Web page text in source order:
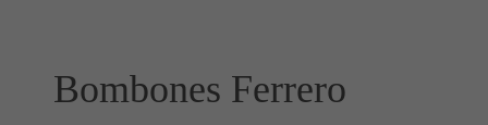
Bombones Ferrero